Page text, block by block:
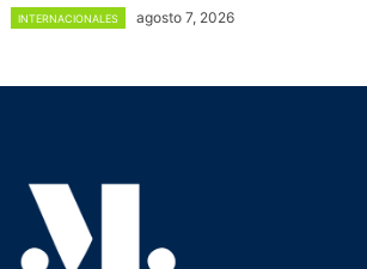
INTERNACIONALES agosto 7, 2026